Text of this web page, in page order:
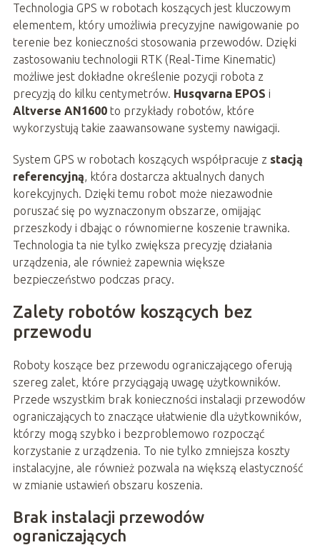
Technologia GPS w robotach koszących jest kluczowym
elementem, który umożliwia precyzyjne nawigowanie po
terenie bez konieczności stosowania przewodów. Dzięki
zastosowaniu technologii RTK (Real-Time Kinematic)
możliwe jest dokładne określenie pozycji robota z
precyzją do kilku centymetrów. Husqvarna EPOS i
Altverse AN1600to przykłady robotów, które
wykorzystują takie zaawansowane systemy nawigacji.
System GPS w robotach koszących współpracuje z stacją
referencyjną , która dostarcza aktualnych danych
korekcyjnych. Dzięki temu robot może niezawodnie
poruszać się po wyznaczonym obszarze, omijając
przeszkody i dbając o równomierne koszenie trawnika.
Technologia ta nie tylko zwiększa precyzję działania
urządzenia, ale również zapewnia większe
bezpieczeństwo podczas pracy.
Zalety robotów koszących bez
przewodu
Roboty koszące bez przewodu ograniczającego oferują
szereg zalet, które przyciągają uwagę użytkowników.
Przede wszystkim brak konieczności instalacji przewodów
ograniczających to znaczące ułatwienie dla użytkowników,
którzy mogą szybko i bezproblemowo rozpocząć
korzystanie z urządzenia. To nie tylko zmniejsza koszty
instalacyjne, ale również pozwala na większą elastyczność
w zmianie ustawień obszaru koszenia.
Brak instalacji przewodów
ograniczających